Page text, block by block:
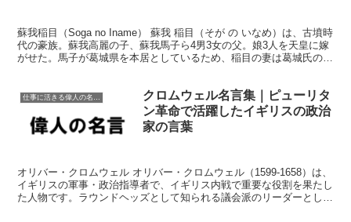
蘇我稲目（Soga no Iname） 蘇我 稲目（そが の いなめ）は、古墳時
代の豪族。蘇我高麗の子、蘇我馬子ら4男3女の父。娘3人を天皇に嫁
がせた。馬子が葛城県を本居としているため、稲目の妻は葛城氏の出
仕事に活きる偉人の名言格言
クロムウェル名言集｜ピューリタ
ン革命で活躍したイギリスの政治
家の言葉
オリバー・クロムウェル オリバー・クロムウェル（1599-1658）は、
イギリスの軍事・政治指導者で、イギリス内戦で重要な役割を果たし
た人物です。ラウンドヘッズとして知られる議会派のリーダーとして